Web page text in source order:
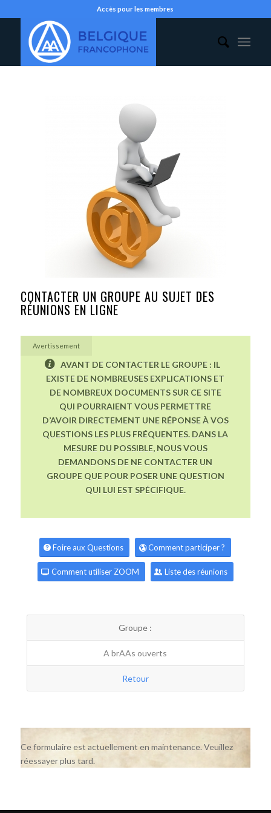
Accès pour les membres
CONTACTER UN GROUPE AU SUJET DES
RÉUNIONS EN LIGNE
Avertissement
AVANT DE CONTACTER LE GROUPE : IL
EXISTE DE NOMBREUSES EXPLICATIONS ET
DE NOMBREUX DOCUMENTS SUR CE SITE
QUI POURRAIENT VOUS PERMETTRE
D’AVOIR DIRECTEMENT UNE RÉPONSE À VOS
QUESTIONS LES PLUS FRÉQUENTES. DANS LA
MESURE DU POSSIBLE, NOUS VOUS
DEMANDONS DE NE CONTACTER UN
GROUPE QUE POUR POSER UNE QUESTION
QUI LUI EST SPÉCIFIQUE.
Foire aux Questions Comment participer ?
Comment utiliser ZOOM Liste des réunions
Groupe :
A brAAs ouverts
Retour
Ce formulaire est actuellement en maintenance. Veuillez
réessayer plus tard.